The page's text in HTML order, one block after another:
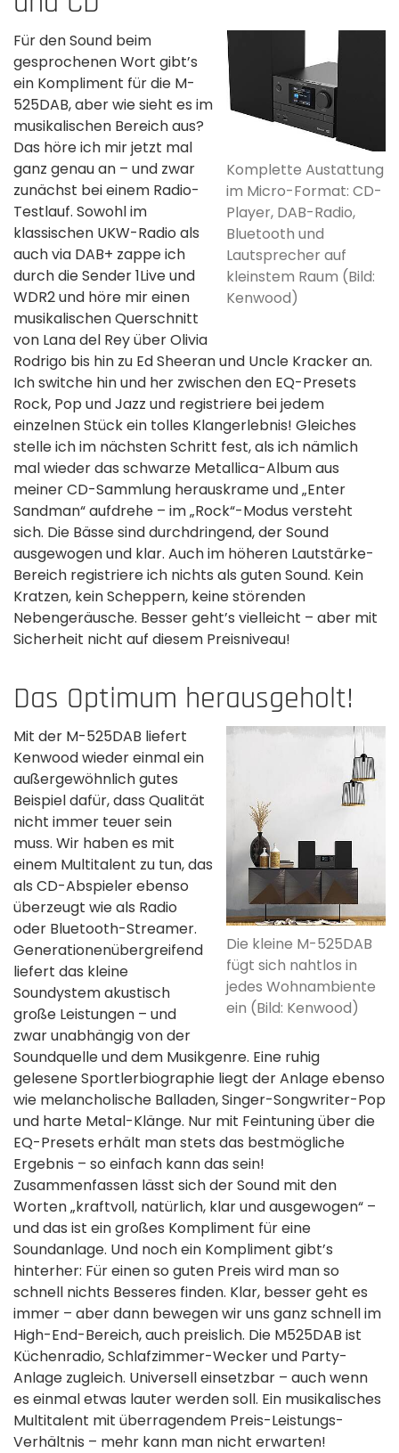
Komplette Austattung
im Micro-Format: CD-
Player, DAB-Radio,
Bluetooth und
Lautsprecher auf
kleinstem Raum (Bild:
Kenwood)
Für den Sound beim
gesprochenen Wort gibt’s
ein Kompliment für die M-
525DAB, aber wie sieht es im
musikalischen Bereich aus?
Das höre ich mir jetzt mal
ganz genau an – und zwar
zunächst bei einem Radio-
Testlauf. Sowohl im
klassischen UKW-Radio als
auch via DAB+ zappe ich
durch die Sender 1Live und
WDR2 und höre mir einen
musikalischen Querschnitt
von Lana del Rey über Olivia
Rodrigo bis hin zu Ed Sheeran und Uncle Kracker an.
Ich switche hin und her zwischen den EQ-Presets
Rock, Pop und Jazz und registriere bei jedem
einzelnen Stück ein tolles Klangerlebnis! Gleiches
stelle ich im nächsten Schritt fest, als ich nämlich
mal wieder das schwarze Metallica-Album aus
meiner CD-Sammlung herauskrame und „Enter
Sandman“ aufdrehe – im „Rock“-Modus versteht
sich. Die Bässe sind durchdringend, der Sound
ausgewogen und klar. Auch im höheren Lautstärke-
Bereich registriere ich nichts als guten Sound. Kein
Kratzen, kein Scheppern, keine störenden
Nebengeräusche. Besser geht’s vielleicht – aber mit
Sicherheit nicht auf diesem Preisniveau!
Das Optimum herausgeholt!
Die kleine M-525DAB
fügt sich nahtlos in
jedes Wohnambiente
ein (Bild: Kenwood)
Mit der M-525DAB liefert
Kenwood wieder einmal ein
außergewöhnlich gutes
Beispiel dafür, dass Qualität
nicht immer teuer sein
muss. Wir haben es mit
einem Multitalent zu tun, das
als CD-Abspieler ebenso
überzeugt wie als Radio
oder Bluetooth-Streamer.
Generationenübergreifend
liefert das kleine
Soundystem akustisch
große Leistungen – und
zwar unabhängig von der
Soundquelle und dem Musikgenre. Eine ruhig
gelesene Sportlerbiographie liegt der Anlage ebenso
wie melancholische Balladen, Singer-Songwriter-Pop
und harte Metal-Klänge. Nur mit Feintuning über die
EQ-Presets erhält man stets das bestmögliche
Ergebnis – so einfach kann das sein!
Zusammenfassen lässt sich der Sound mit den
Worten „kraftvoll, natürlich, klar und ausgewogen“ –
und das ist ein großes Kompliment für eine
Soundanlage. Und noch ein Kompliment gibt’s
hinterher: Für einen so guten Preis wird man so
schnell nichts Besseres finden. Klar, besser geht es
immer – aber dann bewegen wir uns ganz schnell im
High-End-Bereich, auch preislich. Die M525DAB ist
Küchenradio, Schlafzimmer-Wecker und Party-
Anlage zugleich. Universell einsetzbar – auch wenn
es einmal etwas lauter werden soll. Ein musikalisches
Multitalent mit überragendem Preis-Leistungs-
Verhältnis – mehr kann man nicht erwarten!